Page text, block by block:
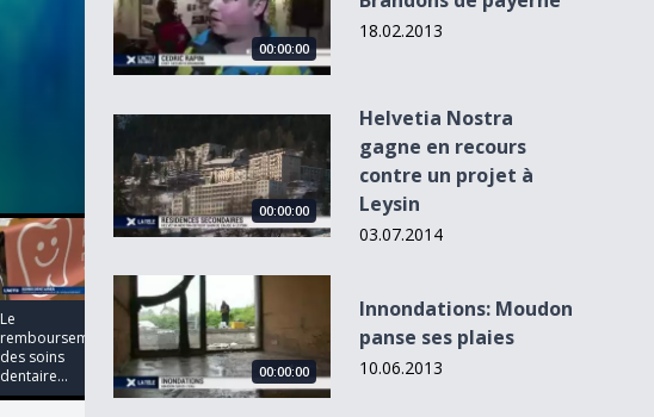
Le
remboursement
des soins
dentaire...
00:02:20
Un Suisse dans
l’espace: 25 ans
déj...
00:02:28
Opéra Louise met
en scène Moscou
Pa...
00:00:00
Le froid est de
retour dans la
00:00:00
18.02.2013
Helvetia Nostra gagne en recours contre un projet à Leysin
00:00:00
Helvetia Nostra
gagne en recours
contre un projet à
Leysin
03.07.2014
Innondations: Moudon panse ses plaies
00:00:00
Innondations: Moudon
panse ses plaies
10.06.2013